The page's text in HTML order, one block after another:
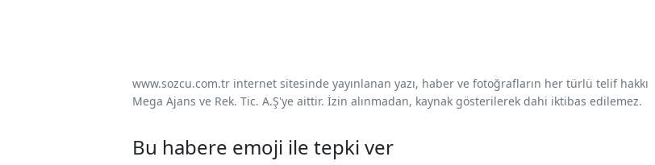
www.sozcu.com.tr internet sitesinde yayınlanan yazı, haber ve fotoğrafların her türlü telif hakkı
Mega Ajans ve Rek. Tic. A.Ş'ye aittir. İzin alınmadan, kaynak gösterilerek dahi iktibas edilemez.
Bu habere emoji ile tepki ver